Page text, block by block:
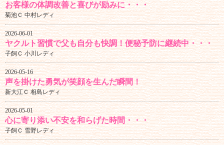
お客様の体調改善と喜びが励みに・・・
菊池Ｃ 中村レディ
2026-06-01
ヤクルト習慣で父も自分も快調！便秘予防に継続中・・・
子飼Ｃ 小川レディ
2026-05-16
声を掛けた勇気が笑顔を生んだ瞬間！
新大江Ｃ 相島レディ
2026-05-01
心に寄り添い不安を和らげた時間・・・
子飼Ｃ 雪野レディ